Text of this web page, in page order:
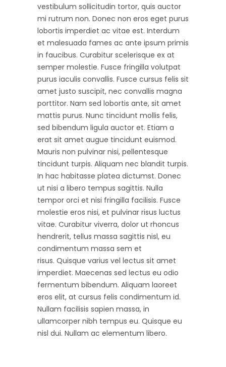
vestibulum sollicitudin tortor, quis auctor
mi rutrum non. Donec non eros eget purus
lobortis imperdiet ac vitae est. Interdum
et malesuada fames ac ante ipsum primis
in faucibus. Curabitur scelerisque ex at
semper molestie. Fusce fringilla volutpat
purus iaculis convallis. Fusce cursus felis sit
amet justo suscipit, nec convallis magna
porttitor. Nam sed lobortis ante, sit amet
mattis purus. Nunc tincidunt mollis felis,
sed bibendum ligula auctor et. Etiam a
erat sit amet augue tincidunt euismod.
Mauris non pulvinar nisi, pellentesque
tincidunt turpis. Aliquam nec blandit turpis.
In hac habitasse platea dictumst. Donec
ut nisi a libero tempus sagittis. Nulla
tempor orci et nisi fringilla facilisis. Fusce
molestie eros nisi, et pulvinar risus luctus
vitae. Curabitur viverra, dolor ut rhoncus
hendrerit, tellus massa sagittis nisl, eu
condimentum massa sem et
risus. Quisque varius vel lectus sit amet
imperdiet. Maecenas sed lectus eu odio
fermentum bibendum. Aliquam laoreet
eros elit, at cursus felis condimentum id.
Nullam facilisis sapien massa, in
ullamcorper nibh tempus eu. Quisque eu
nisl dui. Nullam ac elementum libero.